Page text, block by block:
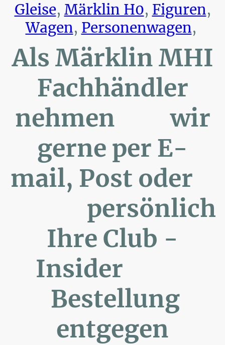
Gleise, Märklin H0, Figuren,
Wagen, Personenwagen,
Als Märklin MHI
Fachhändler
nehmen wir
gerne per E-
mail, Post oder
persönlich
Ihre Club -
Insider
Bestellung
entgegen